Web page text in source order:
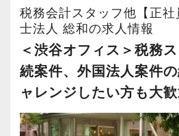
ーとして運営をスタートし
都心部ということもあり、IT
術を取り扱うお客様が多い
20代が中心となっており、
しています。
し、2025年には大阪オフィ
事業拡大を続けています。
安定性抜群の環境で自己成
社員の持つ「やる・やりた
も、スピーディーなキャリ
税務会計スタッフ他【正
士法人 総和の求人情報
＜渋谷オフィス＞税務
続案件、外国法人案件
ャレンジしたい方も大歓